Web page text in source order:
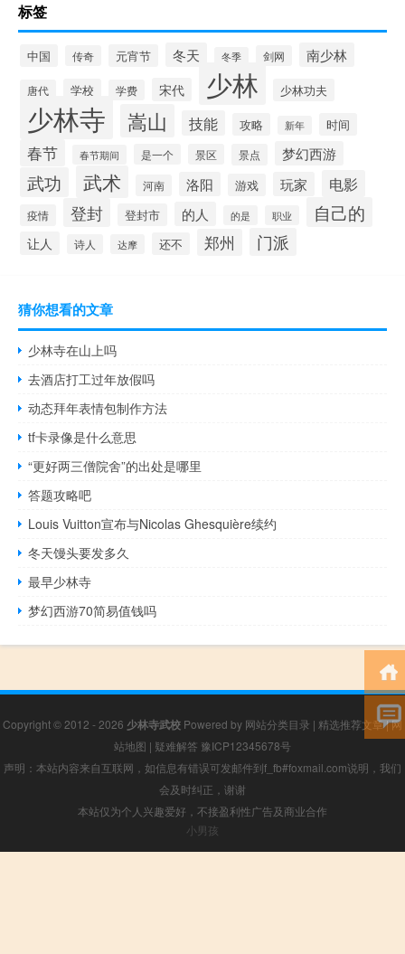
标签
中国 传奇 元宵节 冬天 冬季 剑网 南少林
唐代 学校 学费 宋代 少林 少林功夫
少林寺 嵩山 技能 攻略 新年 时间
春节 春节期间 是一个 景区 景点 梦幻西游
武功 武术 河南 洛阳 游戏 玩家 电影
疫情 登封 登封市 的人 的是 职业 自己的
让人 诗人 达摩 还不 郑州 门派
猜你想看的文章
少林寺在山上吗
去酒店打工过年放假吗
动态拜年表情包制作方法
tf卡录像是什么意思
“更好两三僧院舍”的出处是哪里
答题攻略吧
Louis Vuitton宣布与Nicolas Ghesquière续约
冬天馒头要发多久
最早少林寺
梦幻西游70简易值钱吗
Copyright © 2012 - 2026 少林寺武校 Powered by 网站分类目录 | 精选推荐文章|网
站地图 | 疑难解答 豫ICP12345678号
声明：本站内容来自互联网，如信息有错误可发邮件到f_fb#foxmail.com说明，我们
会及时纠正，谢谢
本站仅为个人兴趣爱好，不接盈利性广告及商业合作
小男孩